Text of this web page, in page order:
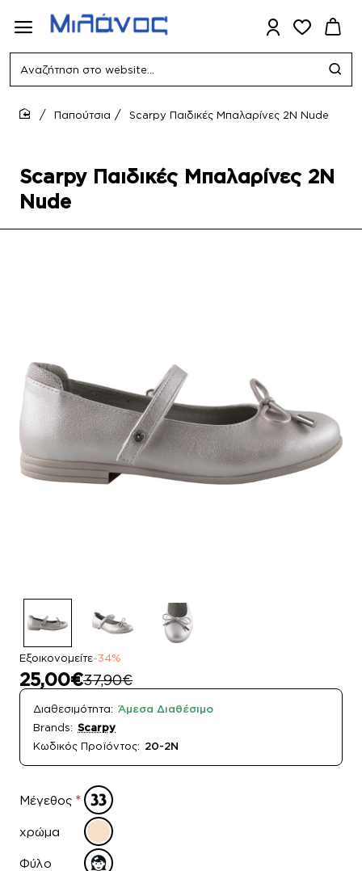
Αναζήτηση
website...
Scarpy Παιδικές Μπαλαρίνες 2N
Nude
Παπούτσια Scarpy Παιδικές Μπαλαρίνες 2N Nude
Εξοικονομείτε-34%
25,00€37,90€
Διαθεσιμότητα: Άμεσα Διαθέσιμο
Brands: Scarpy
Κωδικός Προϊόντος: 20-2N
Μέγεθος
χρώμα
Φύλο